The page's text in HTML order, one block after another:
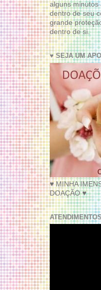
alguns minutos
dentro de seu
grande
dentro de si.
♥ SEJA UM
♥ MINHA
DOAÇÃO ♥